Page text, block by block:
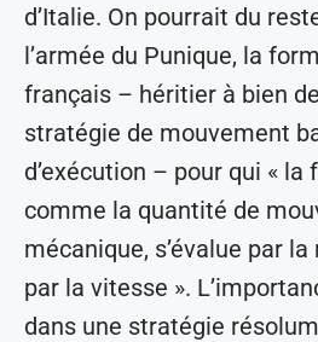
d’Italie. On pourrait du
l’armée du Punique, la
français – héritier à bien
stratégie de mouvement
d’exécution – pour qui « la
comme la quantité de
mécanique, s’évalue par
par la vitesse ».
dans une stratégie